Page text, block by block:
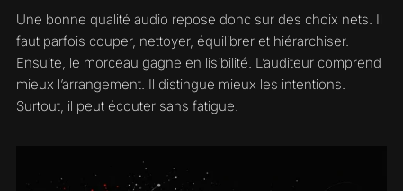
Une bonne qualité audio repose donc sur des choix nets. Il
faut parfois couper, nettoyer, équilibrer et hiérarchiser.
Ensuite, le morceau gagne en lisibilité. L’auditeur comprend
mieux l’arrangement. Il distingue mieux les intentions.
Surtout, il peut écouter sans fatigue.